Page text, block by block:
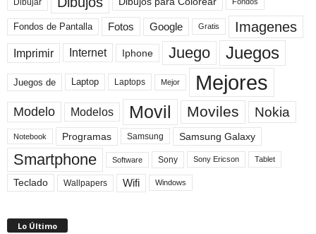
Fondos de Pantalla Fotos Google Gratis Imagenes
Imprimir Internet Iphone Juego Juegos
Juegos de Laptop Laptops Mejor Mejores
Modelo Modelos Movil Moviles Nokia
Notebook Programas Samsung Samsung Galaxy
Smartphone Software Sony Sony Ericson Tablet
Teclado Wallpapers Wifi Windows
Lo Último